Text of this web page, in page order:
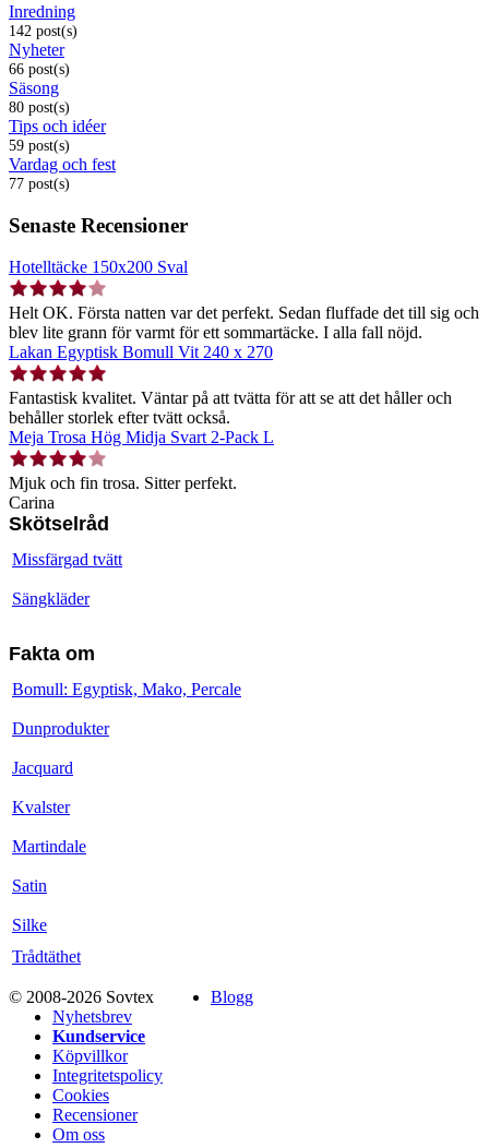
Inredning
142 post(s)
Nyheter
66 post(s)
Säsong
80 post(s)
Tips och idéer
59 post(s)
Vardag och fest
77 post(s)
Senaste Recensioner
Hotelltäcke 150x200 Sval
Helt OK. Första natten var det perfekt. Sedan fluffade det till sig och
blev lite grann för varmt för ett sommartäcke. I alla fall nöjd.
Lakan Egyptisk Bomull Vit 240 x 270
Fantastisk kvalitet. Väntar på att tvätta för att se att det håller och
behåller storlek efter tvätt också.
Meja Trosa Hög Midja Svart 2-Pack L
Mjuk och fin trosa. Sitter perfekt.
Carina
Skötselråd
Missfärgad tvätt
Sängkläder
Fakta om
Bomull: Egyptisk, Mako, Percale
Dunprodukter
Jacquard
Kvalster
Martindale
Satin
Silke
Trådtäthet
© 2008-2026 Sovtex
Blogg
Nyhetsbrev
Kundservice
Köpvillkor
Integritetspolicy
Cookies
Recensioner
Om oss